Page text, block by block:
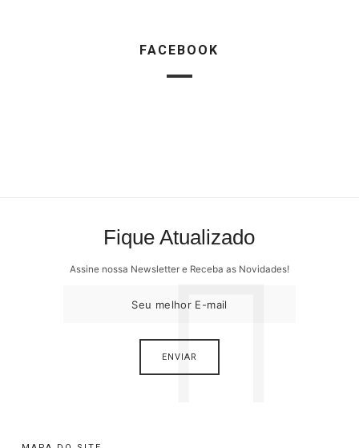
FACEBOOK
Fique Atualizado
Assine nossa Newsletter e Receba as Novidades!